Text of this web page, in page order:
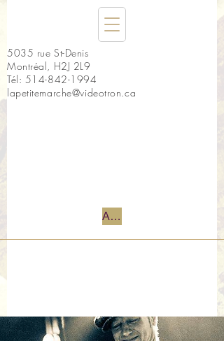
5035 rue St-Denis
Montréal, H2J 2L9
Tél: 514-842-1994
lapetitemarche@videotron.ca
Accueil